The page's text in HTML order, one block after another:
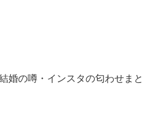
婚の噂・インスタの匂わせまと